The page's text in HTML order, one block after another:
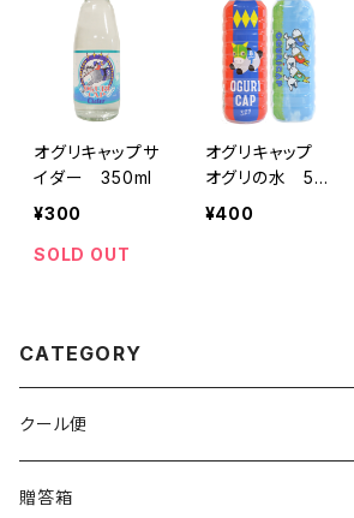
オグリキャップサ
イダー 350ml
¥300
SOLD OUT
オグリキャップ
オグリの水 50
0ml × 2本
¥400
CATEGORY
クール便
贈答箱